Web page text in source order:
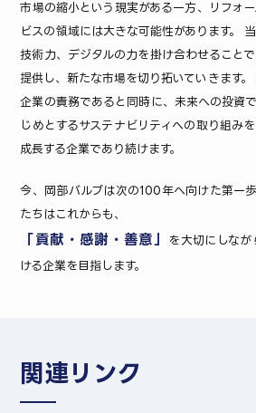
市場の縮小という現実がある一方、リフォ
ビスの領域には大きな可能性があります。
技術力、デジタルの力を掛け合わせること
提供し、新たな市場を切り拓いていきます
企業の責務であると同時に、未来への投資
じめとするサステナビリティへの取り組み
成長する企業であり続けます。
今、岡部バルブは次の100年へ向けた第一
たちはこれからも、
「貢献・感謝・善意」
を大切にしな
ける企業を目指します。
関連リンク